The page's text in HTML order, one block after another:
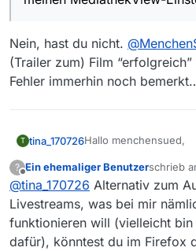
Nein, hast du nicht. @
(Trailer zum) Film
Fehler immerhin noch
T tina_170726Hallo menchensued,
danke für die Infos.
@menchensuedsagte
Responsecode 404
@tina_170726
?
Offline
Ein ehemaliger Benutzerschrieb
zuletzt
@tina_170726 Alternativ zum
Livestreams, was bei mir
funktionieren will (vielleicht
dafür), könntest du im Firefox